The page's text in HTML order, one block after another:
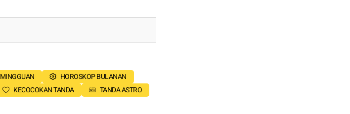
MINGGUAN
HOROSKOP BULANAN
KECOCOKAN TANDA TANDA ASTRO